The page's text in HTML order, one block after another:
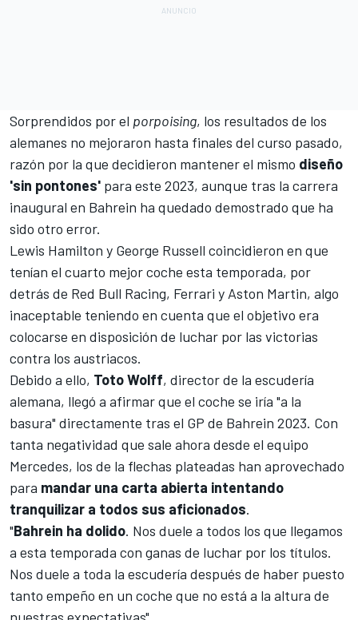
Sorprendidos por el porpoising, los resultados de los
alemanes no mejoraron hasta finales del curso pasado,
razón por la que decidieron mantener el mismo diseño
'sin pontones' para este 2023, aunque tras la carrera
inaugural en Bahrein ha quedado demostrado que ha
sido otro error.
Lewis Hamilton y George Russell coincidieron en que
tenían el cuarto mejor coche esta temporada, por
detrás de Red Bull Racing, Ferrari y Aston Martin, algo
inaceptable teniendo en cuenta que el objetivo era
colocarse en disposición de luchar por las victorias
contra los austriacos.
Debido a ello, Toto Wolff, director de la escudería
alemana, llegó a afirmar que el coche se iría "a la
basura" directamente tras el GP de Bahrein 2023. Con
tanta negatividad que sale ahora desde el equipo
Mercedes, los de la flechas plateadas han aprovechado
para mandar una carta abierta intentando
tranquilizar a todos sus aficionados.
"Bahrein ha dolido. Nos duele a todos los que llegamos
a esta temporada con ganas de luchar por los títulos.
Nos duele a toda la escudería después de haber puesto
tanto empeño en un coche que no está a la altura de